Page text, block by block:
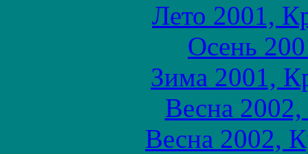
Лето 2001,
Осень
Зима 2001,
Весна
Весна 2002,